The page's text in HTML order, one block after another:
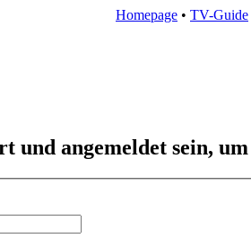
Homepage • TV-Guide
und angemeldet sein,